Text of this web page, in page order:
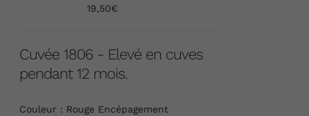
19,50€
Cuvée 1806 - Elevé en cuves
pendant 12 mois.
Couleur : Rouge Encépagement